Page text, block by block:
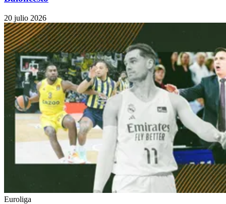
20 julio 2026
Euroliga